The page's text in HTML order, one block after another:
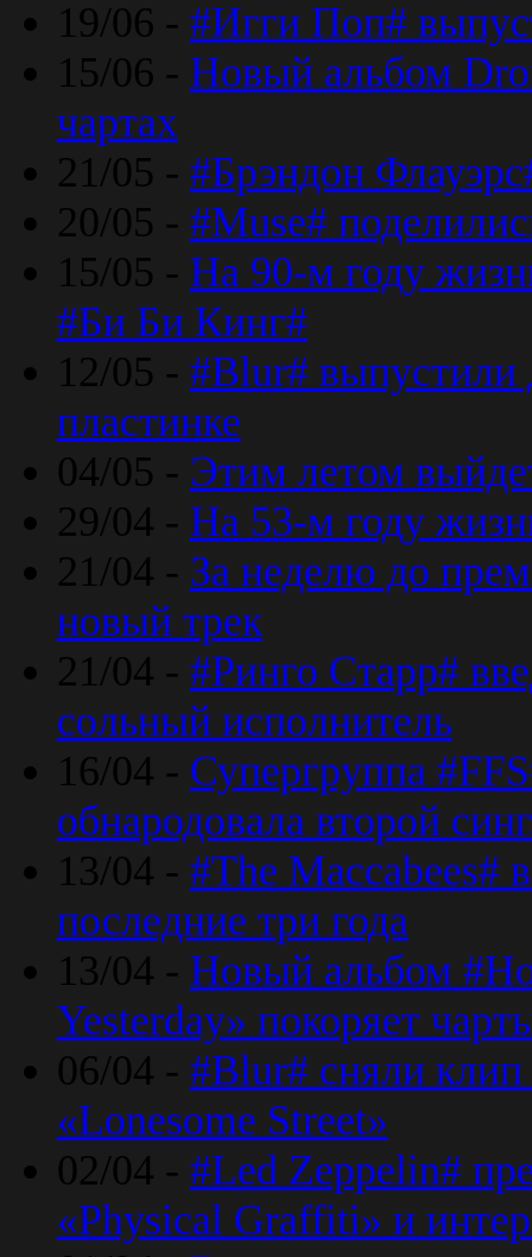
19/06 - #Игги Поп#
15/06 - Новый альбом
чартах
21/05 - #Брэндон
20/05 - #Muse#
15/05 - На 90-м году
#Би Би Кинг#
12/05 - #Blur# выпустили
пластинке
04/05 - Этим летом
29/04 - На 53-м году
21/04 - За неделю до
новый трек
21/04 - #Ринго Старр#
сольный исполнитель
16/04 - Супергруппа
обнародовала второй
13/04 - #The Maccabees#
последние три года
13/04 - Новый альбом
Yesterday» покоряет
06/04 - #Blur# сняли клип
«Lonesome Street»
02/04 - #Led Zeppelin#
«Physical Graffiti» и